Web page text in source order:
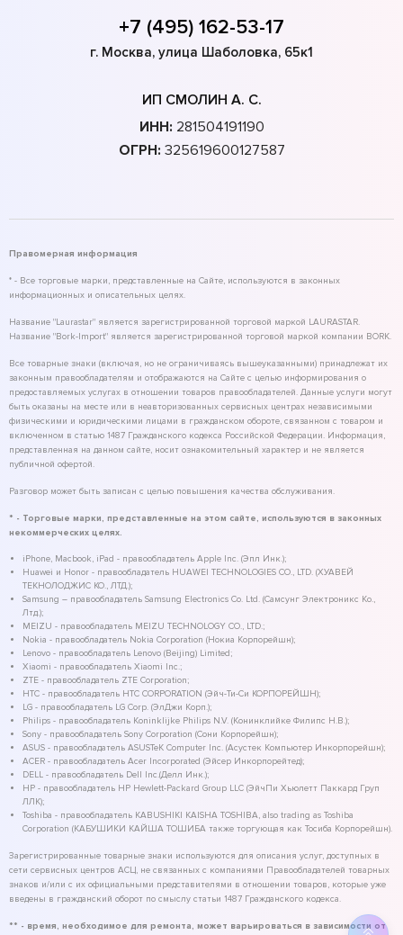
+7 (495) 162-53-17
г. Москва, улица Шаболовка, 65к1
ИП СМОЛИН А. С.
ИНН: 281504191190
ОГРН: 325619600127587
Правомерная информация
* - Все торговые марки, представленные на Сайте, используются в законных
информационных и описательных целях.
Название "Laurastar" является зарегистрированной торговой маркой LAURASTAR.
Название "Bork-Import" является зарегистрированной торговой маркой компании BORK.
Все товарные знаки (включая, но не ограничиваясь вышеуказанными) принадлежат их
законным правообладателям и отображаются на Сайте с целью информирования о
предоставляемых услугах в отношении товаров правообладателей. Данные услуги могут
быть оказаны на месте или в неавторизованных сервисных центрах независимыми
физическими и юридическими лицами в гражданском обороте, связанном с товаром и
включенном в статью 1487 Гражданского кодекса Российской Федерации. Информация,
представленная на данном сайте, носит ознакомительный характер и не является
публичной офертой.
Разговор может быть записан с целью повышения качества обслуживания.
* - Торговые марки, представленные на этом сайте, используются в законных
некоммерческих целях.
iPhone, Macbook, iPad - правообладатель Apple Inc. (Эпл Инк.);
Huawei и Honor - правообладатель HUAWEI TECHNOLOGIES CO., LTD. (ХУАВЕЙ
ТЕКНОЛОДЖИС КО., ЛТД.);
Samsung – правообладатель Samsung Electronics Co. Ltd. (Самсунг Электроникс Ко.,
Лтд.);
MEIZU - правообладатель MEIZU TECHNOLOGY CO., LTD.;
Nokia - правообладатель Nokia Corporation (Нокиа Корпорейшн);
Lenovo - правообладатель Lenovo (Beijing) Limited;
Xiaomi - правообладатель Xiaomi Inc.;
ZTE - правообладатель ZTE Corporation;
HTC - правообладатель HTC CORPORATION (Эйч-Ти-Си КОРПОРЕЙШН);
LG - правообладатель LG Corp. (ЭлДжи Корп.);
Philips - правообладатель Koninklijke Philips N.V. (Конинклийке Филипс Н.В.);
Sony - правообладатель Sony Corporation (Сони Корпорейшн);
ASUS - правообладатель ASUSTeK Computer Inc. (Асустек Компьютер Инкорпорейшн);
ACER - правообладатель Acer Incorporated (Эйсер Инкорпорейтед);
DELL - правообладатель Dell Inc.(Делл Инк.);
HP - правообладатель HP Hewlett-Packard Group LLC (ЭйчПи Хьюлетт Паккард Груп
ЛЛК);
Toshiba - правообладатель KABUSHIKI KAISHA TOSHIBA, also trading as Toshiba
Corporation (КАБУШИКИ КАЙША ТОШИБА также торгующая как Тосиба Корпорейшн).
Зарегистрированные товарные знаки используются для описания услуг, доступных в
сети сервисных центров АСЦ, не связанных с компаниями Правообладателей товарных
знаков и/или с их официальными представителями в отношении товаров, которые уже
введены в гражданский оборот по смыслу статьи 1487 Гражданского кодекса.
** - время, необходимое для ремонта, может варьироваться в зависимости от